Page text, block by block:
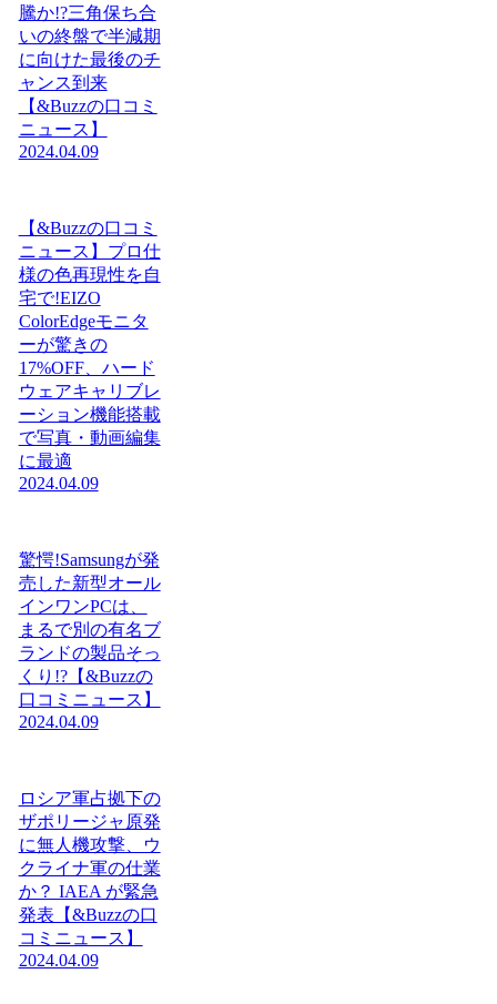
騰か!?三角保ち合
いの終盤で半減期
に向けた最後のチ
ャンス到来
【&Buzzの口コミ
ニュース】
2024.04.09
【&Buzzの口コミ
ニュース】プロ仕
様の色再現性を自
宅で!EIZO
ColorEdgeモニタ
ーが驚きの
17%OFF、ハード
ウェアキャリブレ
ーション機能搭載
で写真・動画編集
に最適
2024.04.09
驚愕!Samsungが発
売した新型オール
インワンPCは、
まるで別の有名ブ
ランドの製品そっ
くり!?【&Buzzの
口コミニュース】
2024.04.09
ロシア軍占拠下の
ザポリージャ原発
に無人機攻撃、ウ
クライナ軍の仕業
か？ IAEA が緊急
発表【&Buzzの口
コミニュース】
2024.04.09